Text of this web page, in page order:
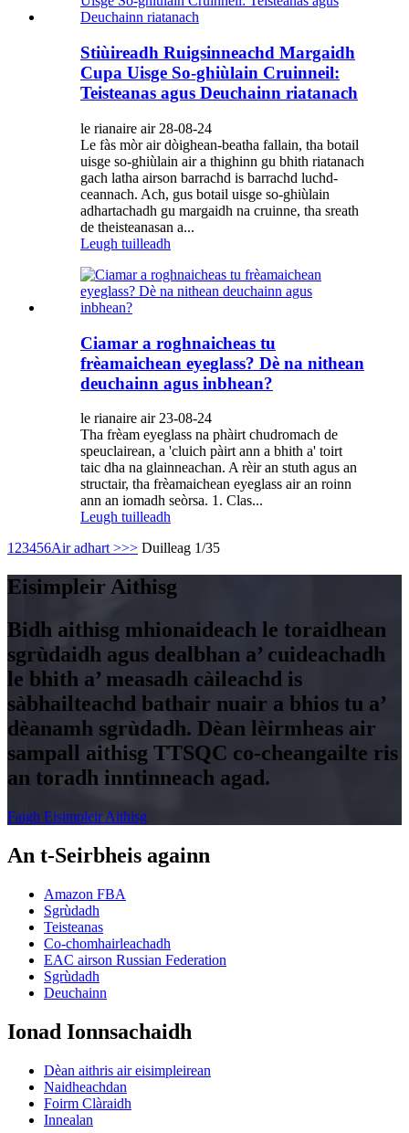
Stiùireadh Ruigsinneachd Margaidh
Cupa Uisge So-ghiùlain Cruinneil:
Teisteanas agus Deuchainn riatanach
le rianaire air 28-08-24
Le fàs mòr air dòighean-beatha fallain, tha botail
uisge so-ghiùlain air a thighinn gu bhith riatanach
gach latha airson barrachd is barrachd luchd-
ceannach. Ach, gus botail uisge so-ghiùlain
adhartachadh gu margaidh na cruinne, tha sreath
de theisteanasan a...
Leugh tuilleadh
Ciamar a roghnaicheas tu
frèamaichean eyeglass? Dè na nithean
deuchainn agus inbhean?
le rianaire air 23-08-24
Tha frèam eyeglass na phàirt chudromach de
speuclairean, a 'cluich pàirt ann a bhith a' toirt
taic dha na glainneachan. A rèir an stuth agus an
structair, tha frèamaichean eyeglass air an roinn
ann an iomadh seòrsa. 1. Clas...
Leugh tuilleadh
1 23456Air adhart >>> Duilleag 1/35
Eisimpleir Aithisg
Bidh aithisg mhionaideach le toraidhean
sgrùdaidh agus dealbhan a’ cuideachadh
le bhith a’ measadh càileachd is
sàbhailteachd bathair nuair a bhios tu a’
dèanamh sgrùdadh. Dèan lèirmheas air
sampall aithisg TTSQC co-cheangailte ris
an toradh inntinneach agad.
Faigh Eisimpleir Aithisg
An t-Seirbheis againn
Amazon FBA
Sgrùdadh
Teisteanas
Co-chomhairleachadh
EAC airson Russian Federation
Sgrùdadh
Deuchainn
Ionad Ionnsachaidh
Dèan aithris air eisimpleirean
Naidheachdan
Foirm Clàraidh
Innealan